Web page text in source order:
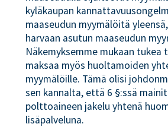
kyläkaupan
maaseudun myymälöitä
harvaan asutun maaseudun
Näkemyksemme mukaan tukea
maksaa myös huoltamoiden
myymälöille. Tämä olisi
sen kannalta, että 6 §:ssä
polttoaineen jakelu yhtenä
lisäpalveluna.